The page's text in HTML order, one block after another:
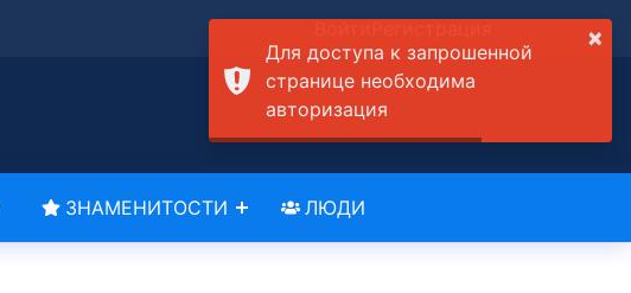
ЗНАМЕНИТОСТИ ЛЮДИ
×
Для доступа к запрошенной
странице необходима
авторизация